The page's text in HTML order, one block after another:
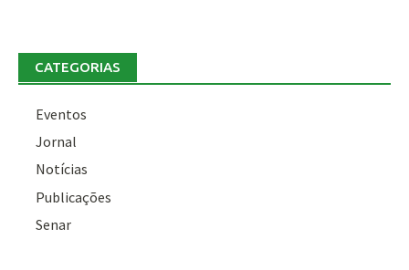
CATEGORIAS
Eventos
Jornal
Notícias
Publicações
Senar